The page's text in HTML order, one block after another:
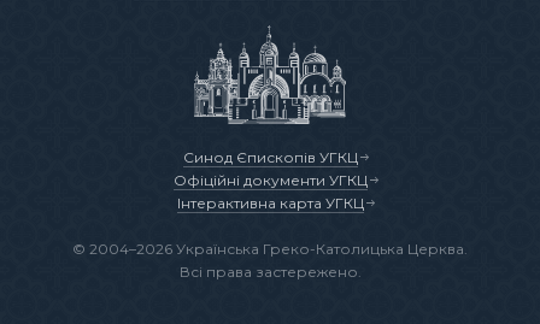
Синод Єпископів УГКЦ
Офіційні документи УГКЦ
Інтерактивна карта УГКЦ
© 2004–2026 Українська Греко-Католицька Церква.
Всі права застережено.